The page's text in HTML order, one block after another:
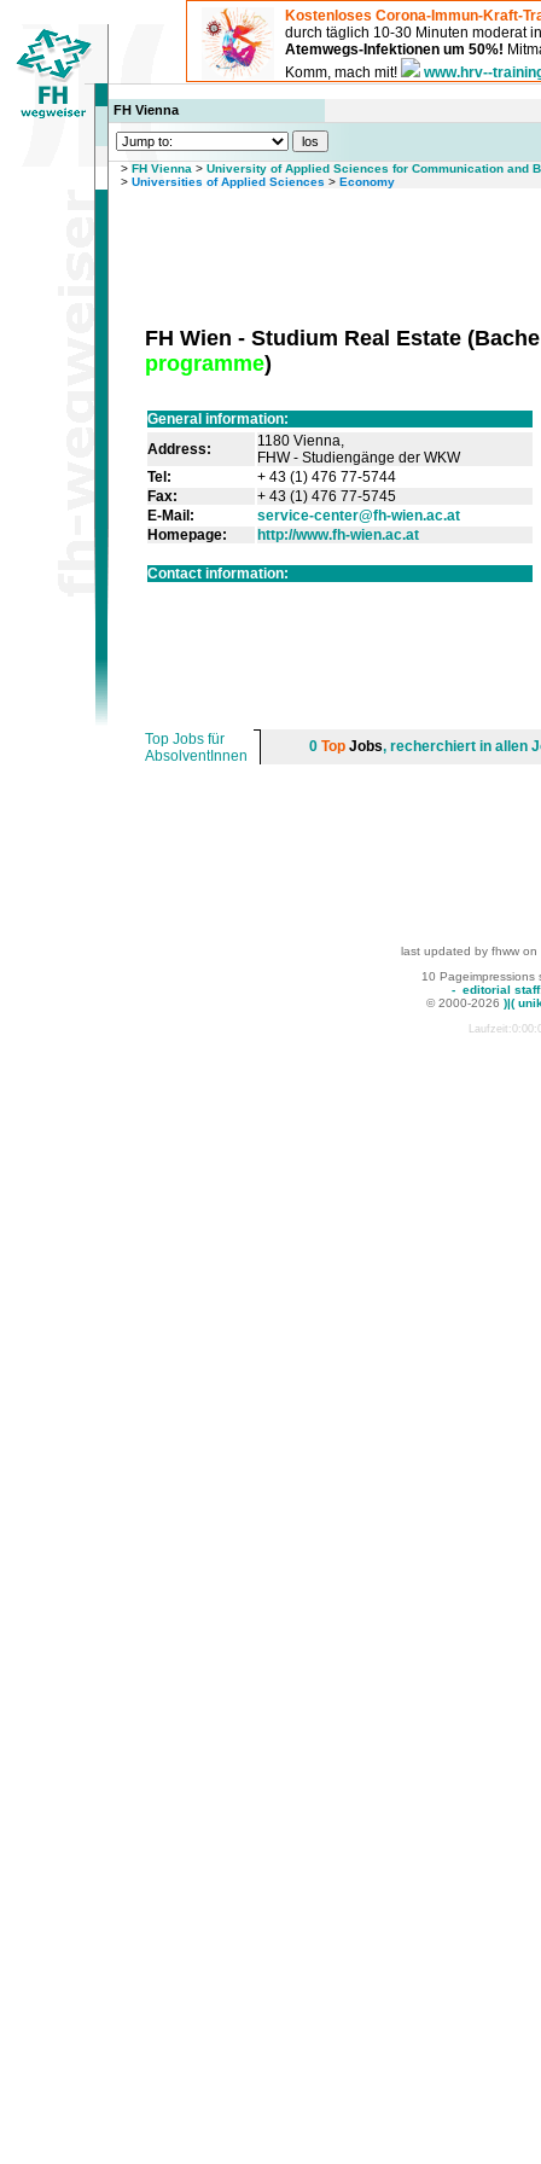
Kostenloses Corona-Immun-Kraft-
durch täglich 10-30 Minuten moderat
Atemwegs-Infektionen um 50%!
Komm, mach mit!
www.hrv--
FH Vienna
> FH Vienna > University of Applied Sciences for Communication and
> Universities of Applied Sciences > Economy
FH Wien - Studium Real Estate (
programme)
General information:
Address:
1180 Vienna,
FHW - Studiengänge der WKW
Tel:
+ 43 (1) 476 77-5744
Fax:
+ 43 (1) 476 77-5745
E-Mail:
service-center@fh-wien.ac.at
Homepage:
http://www.fh-wien.ac.at
Contact information:
Top Jobs für
AbsolventInnen
0 TopJobs, recherchiert in allen
last updated by fhww
10 Pageimpressions
- editorial staff
© 2000-2026 )|(